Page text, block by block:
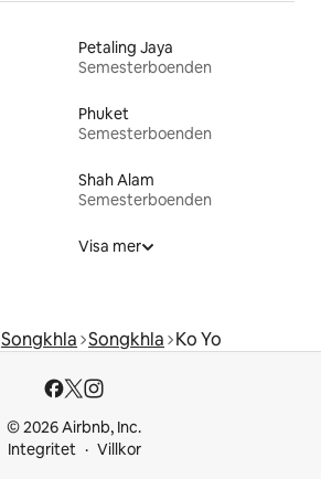
Petaling Jaya
Semesterboenden
Phuket
Semesterboenden
Shah Alam
Semesterboenden
Visa mer
Songkhla Songkhla Ko Yo
© 2026 Airbnb, Inc.
Integritet
Villkor